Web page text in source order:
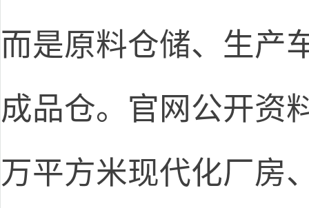
而是原料仓储、生产
成品仓。官网公开资
万平方米现代化厂房